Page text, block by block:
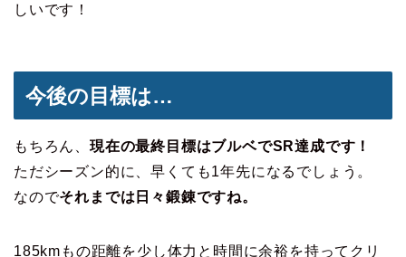
しいです！
今後の目標は…
もちろん、 現在の最終目標はブルベでSR達成です！
ただシーズン的に、早くても1年先になるでしょう。
なのでそれまでは日々鍛錬ですね。
185kmもの距離を少し体力と時間に余裕を持ってクリ